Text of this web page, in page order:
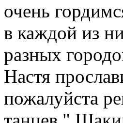
очень
в каждой из
разных
Настя
пожалуйста